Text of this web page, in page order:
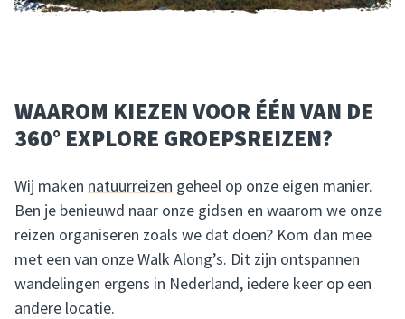
WAAROM KIEZEN VOOR ÉÉN VAN DE
360° EXPLORE GROEPSREIZEN?
Wij maken natuurreizen geheel op onze eigen manier.
Ben je benieuwd naar onze gidsen en waarom we onze
reizen organiseren zoals we dat doen? Kom dan mee
met een van onze Walk Along’s. Dit zijn ontspannen
wandelingen ergens in Nederland, iedere keer op een
andere locatie.